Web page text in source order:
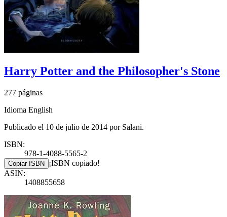
Harry Potter and the Philosopher's Stone
277 páginas
Idioma English
Publicado el 10 de julio de 2014 por Salani.
ISBN:
978-1-4088-5565-2
Copiar ISBN
¡ISBN copiado!
ASIN:
1408855658